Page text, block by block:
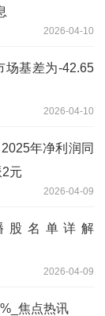
2026-04-10
场基差为-42.65
2026-04-10
年净利润同
元
2026-04-09
股名单详解
2026-04-09
焦点热讯